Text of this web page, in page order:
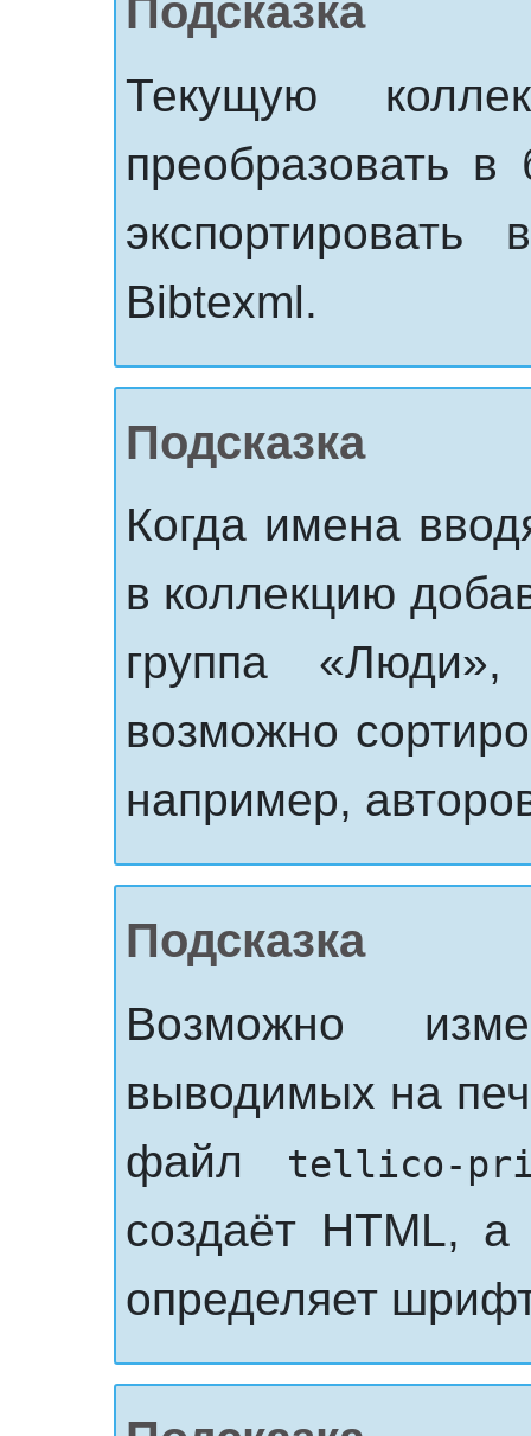
Подсказка
Текущую
преобразовать
Bibtexml.
Подсказка
Когда имена
в коллекцию
группа
возможно
например,
Подсказка
Возможно
выводимых на
файл
tellico-
создаёт HTML,
определяет